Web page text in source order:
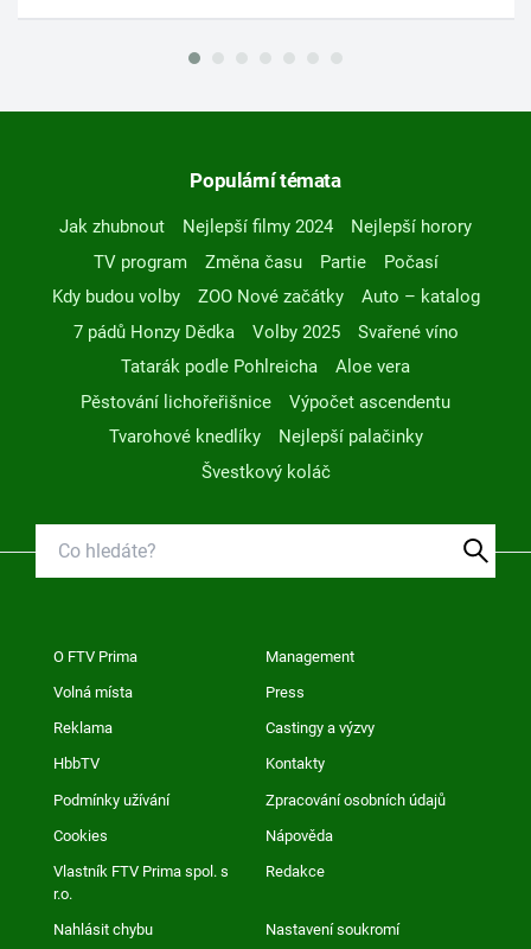
Populární témata
Jak zhubnout Nejlepší filmy 2024
Nejlepší horory
TV program
Změna času Partie
Počasí
Kdy budou volby
ZOO Nové začátky
Auto – katalog
7 pádů Honzy Dědka
Volby 2025
Svařené víno
Tatarák podle Pohlreicha
Aloe vera
Pěstování lichořeřišnice
Výpočet ascendentu
Tvarohové knedlíky
Nejlepší palačinky
Švestkový koláč
O FTV Prima Management
Volná místa Press
Reklama Castingy a výzvy
HbbTV Kontakty
Podmínky užívání Zpracování osobních údajů
Cookies Nápověda
Vlastník FTV Prima spol. s
r.o.
Redakce
Nahlásit chybu Nastavení soukromí